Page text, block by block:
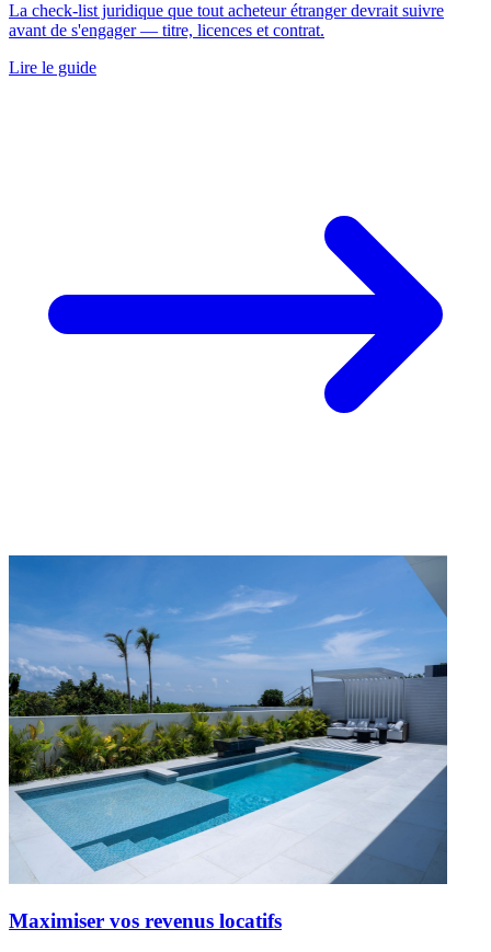
La check-list juridique que tout acheteur étranger devrait suivre
avant de s'engager — titre, licences et contrat.
Lire le guide
Maximiser vos revenus locatifs